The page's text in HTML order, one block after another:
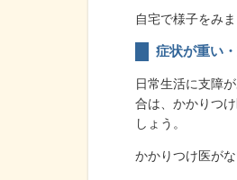
自宅で様子をみま
症状が重い
日常生活に支障
合は、かかりつ
しょう。
かかりつけ医が